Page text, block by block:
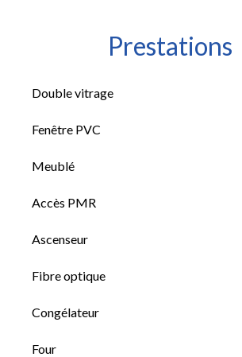
Prestations
Double vitrage
Fenêtre PVC
Meublé
Accès PMR
Ascenseur
Fibre optique
Congélateur
Four